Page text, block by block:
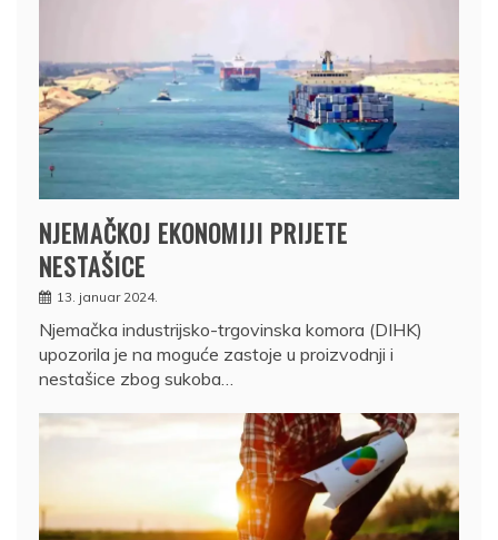
NJEMAČKOJ EKONOMIJI PRIJETE
NESTAŠICE
13. januar 2024.
Njemačka industrijsko-trgovinska komora (DIHK)
upozorila je na moguće zastoje u proizvodnji i
nestašice zbog sukoba…